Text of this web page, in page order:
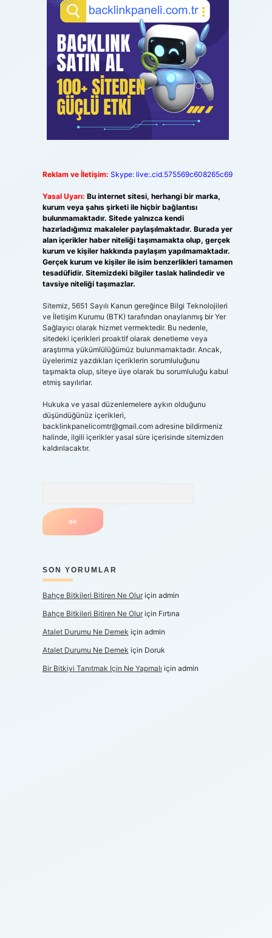
Reklam ve İletişim: Skype: live:.cid.575569c608265c69
Yasal Uyarı: Bu internet sitesi, herhangi bir marka,
kurum veya şahıs şirketi ile hiçbir bağlantısı
bulunmamaktadır. Sitede yalnızca kendi
hazırladığımız makaleler paylaşılmaktadır. Burada yer
alan içerikler haber niteliği taşımamakta olup, gerçek
kurum ve kişiler hakkında paylaşım yapılmamaktadır.
Gerçek kurum ve kişiler ile isim benzerlikleri tamamen
tesadüfidir. Sitemizdeki bilgiler taslak halindedir ve
tavsiye niteliği taşımazlar.
Sitemiz, 5651 Sayılı Kanun gereğince Bilgi Teknolojileri
ve İletişim Kurumu (BTK) tarafından onaylanmış bir Yer
Sağlayıcı olarak hizmet vermektedir. Bu nedenle,
sitedeki içerikleri proaktif olarak denetleme veya
araştırma yükümlülüğümüz bulunmamaktadır. Ancak,
üyelerimiz yazdıkları içeriklerin sorumluluğunu
taşımakta olup, siteye üye olarak bu sorumluluğu kabul
etmiş sayılırlar.
Hukuka ve yasal düzenlemelere aykırı olduğunu
düşündüğünüz içerikleri,
backlinkpanelicomtr@gmail.comadresine bildirmeniz
halinde, ilgili içerikler yasal süre içerisinde sitemizden
kaldırılacaktır.
SON YORUMLAR
Bahçe Bitkileri Bitiren Ne Oluriçin admin
Bahçe Bitkileri Bitiren Ne Oluriçin Fırtına
Atalet Durumu Ne Demek için admin
Atalet Durumu Ne Demek için Doruk
Bir Bitkiyi Tanıtmak Için Ne Yapmalı için admin